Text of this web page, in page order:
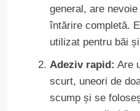
general, are
întărire completă.
utilizat pentru băi
Adeziv rapid: Are
scurt, uneori de
scump și se